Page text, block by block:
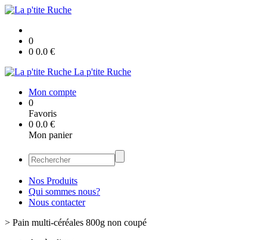
0
0 0.0 €
La p'tite Ruche
Mon compte
0
Favoris
0 0.0 €
Mon panier
Nos Produits
Qui sommes nous?
Nous contacter
> Pain multi-céréales 800g non coupé